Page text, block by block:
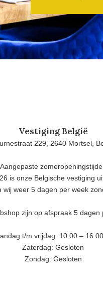
Vestiging België
229, 2640 Mortsel,
Aangepaste
is onze Belgische vestiging
wij weer 5 dagen per week
zijn op afspraak 5 dagen
t/m vrijdag: 10.00 –
Zaterdag: Gesloten
Zondag: Gesloten